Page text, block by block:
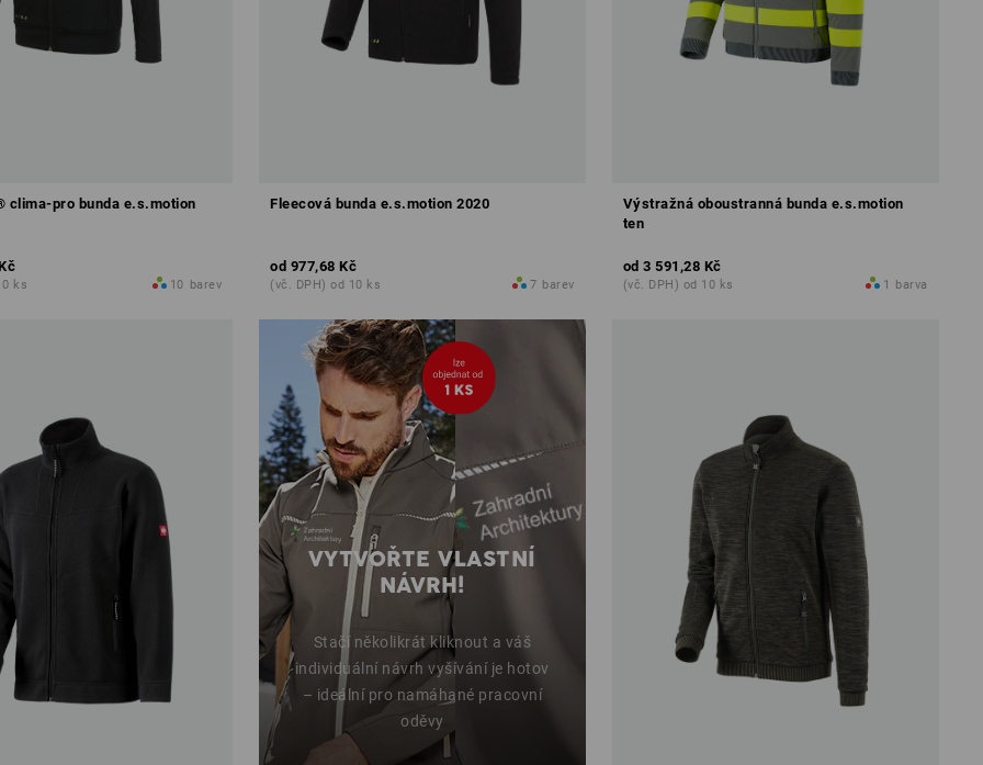
clima-pro bunda e.s.motion
ks 10 barev
Fleecová bunda e.s.motion 2020
od 977,68 Kč
(vč. DPH) od 10 ks 7 barev
Výstražná oboustranná bunda e.s.motion
ten
od 3 591,28 Kč
(vč. DPH) od 10 ks 1 barva
VYTVOŘTE VLASTNÍ
NÁVRH!
Stačí několikrát kliknout a váš
individuální návrh vyšívání je hotov
– ideální pro namáhané pracovní
oděvy